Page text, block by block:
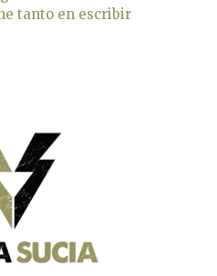
tanto en escribir